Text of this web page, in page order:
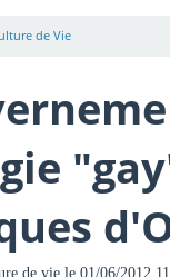
de Vie
de viele 01/06/2012